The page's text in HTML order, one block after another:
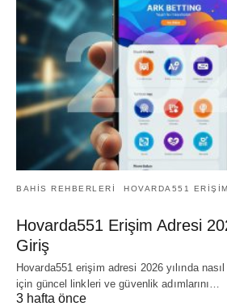
BAHIS REHBERLERI HOVARDA551
Hovarda551 Erişim Adresi
Giriş
Hovarda551 erişim adresi 2026 yılında
için güncel linkleri ve güvenlik adımlarını…
3 hafta önce